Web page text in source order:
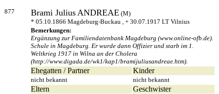
877 Brami JuliusANDREAE (M)
* 05.10.1866 Magdeburg-Buckau , + 30.07.1917 LT Vilnius
Bemerkungen:
Ergänzung zur Familiendatenbank Magdeburg (www.online-ofb.de).
Schule in Magdeburg. Er wurde dann Offizier und starb im 1.
Weltkrieg 1917 in Wilna an der Cholera
(http://www.digada.de/wk1/kap1/bramijuliusandreae.htm).
Ehegatten / Partner Kinder
nicht bekannt nicht bekannt
Eltern Geschwister